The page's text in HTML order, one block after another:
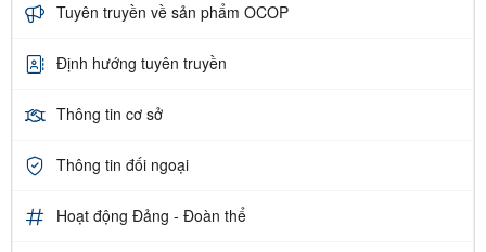
Tuyên truyền về sản phẩm OCOP
Định hướng tuyên truyền
Thông tin cơ sở
Thông tin đối ngoại
Hoạt động Đảng - Đoàn thể